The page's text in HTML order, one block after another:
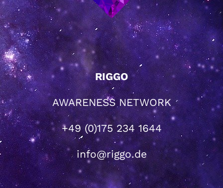
RIGGO
AWARENESS NETWORK
+49 (0)175 234 1644
info@riggo.de